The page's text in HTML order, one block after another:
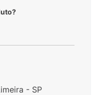
- SP